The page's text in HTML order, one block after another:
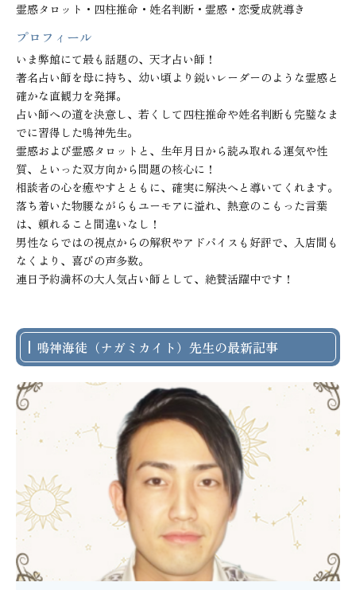
霊感タロット・四柱推命・姓名判断・霊感・恋愛成就導き
プロフィール
いま弊館にて最も話題の、天才占い師！
著名占い師を母に持ち、幼い頃より鋭いレーダーのような霊感と
確かな直観力を発揮。
占い師への道を決意し、若くして四柱推命や姓名判断も完璧なま
でに習得した鳴神先生。
霊感および霊感タロットと、生年月日から読み取れる運気や性
質、といった双方向から問題の核心に！
相談者の心を癒やすとともに、確実に解決へと導いてくれます。
落ち着いた物腰ながらもユーモアに溢れ、熱意のこもった言葉
は、頼れること間違いなし！
男性ならではの視点からの解釈やアドバイスも好評で、入店間も
なくより、喜びの声多数。
連日予約満杯の大人気占い師として、絶賛活躍中です！
鳴神海徒（ナガミカイト）先生の最新記事